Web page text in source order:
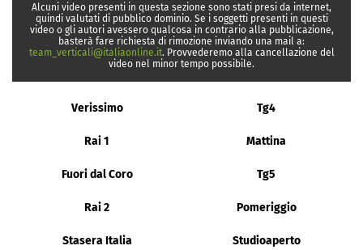
Alcuni video presenti in questa sezione sono stati presi da internet,
quindi valutati di pubblico dominio. Se i soggetti presenti in questi
video o gli autori avessero qualcosa in contrario alla pubblicazione,
basterà fare richiesta di rimozione inviando una mail a:
team_verticali@italiaonline.it. Provvederemo alla cancellazione del
video nel minor tempo possibile.
Verissimo Tg4
Rai 1 Mattina
Fuori dal Coro Tg5
Rai 2 Pomeriggio
Stasera Italia Studioaperto